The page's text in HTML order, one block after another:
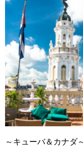
～キューバ＆カナダ